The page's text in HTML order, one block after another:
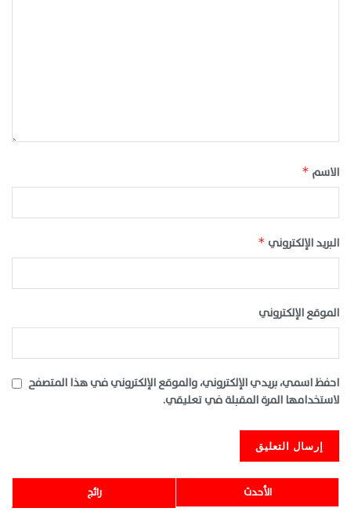
الاسم *
البريد الإلكتروني *
الموقع الإلكتروني
احفظ اسمي، بريدي الإلكتروني، والموقع الإلكتروني في هذا المتصفح
لاستخدامها المرة المقبلة في تعليقي.
رائج الأحدث